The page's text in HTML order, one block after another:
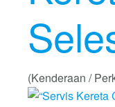
(Kenderaan /